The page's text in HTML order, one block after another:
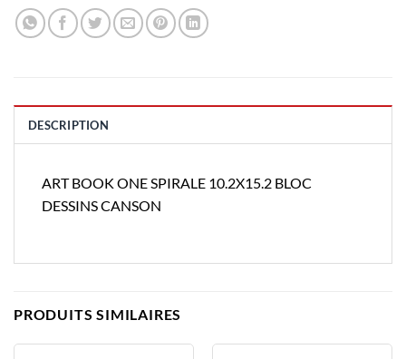
DESCRIPTION
ART BOOK ONE SPIRALE 10.2X15.2 BLOC
DESSINS CANSON
PRODUITS SIMILAIRES